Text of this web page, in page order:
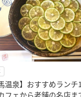
温泉】おすすめラン
フェから老舗の名店ま